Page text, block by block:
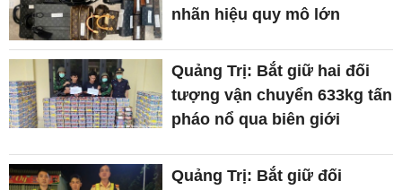
nhãn hiệu quy mô lớn
Quảng Trị: Bắt giữ hai đối
tượng vận chuyển 633kg tấn
pháo nổ qua biên giới
Quảng Trị: Bắt giữ đối